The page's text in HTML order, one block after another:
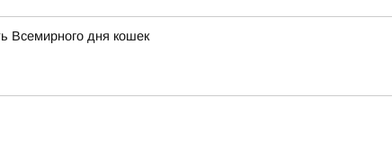
Всемирного дня кошек